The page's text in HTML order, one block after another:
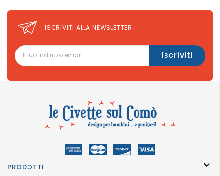
ISCRIVITI ALLA NEWSLETTER
PRODOTTI
